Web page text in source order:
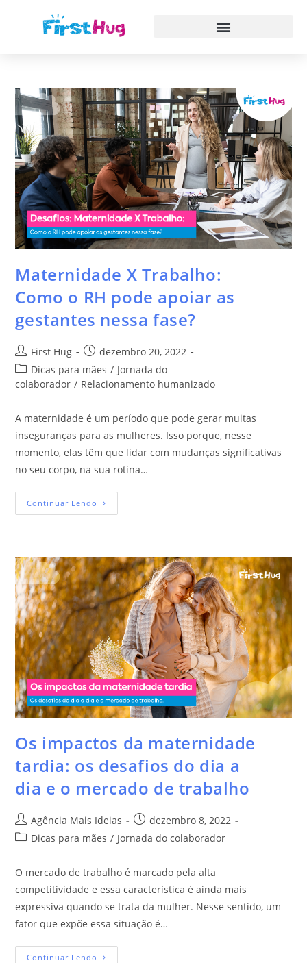
Maternidade X Trabalho:
Como o RH pode apoiar as
gestantes nessa fase?
First Hug
dezembro 20, 2022
Dicas para mães / Jornada do
colaborador / Relacionamento humanizado
A maternidade é um período que pode gerar muitas
inseguranças para as mulheres. Isso porque, nesse
momento, elas têm que lidar com mudanças significativas
no seu corpo, na sua rotina…
Continuar Lendo
Os impactos da maternidade
tardia: os desafios do dia a
dia e o mercado de trabalho
Agência Mais Ideias
dezembro 8, 2022
Dicas para mães / Jornada do colaborador
O mercado de trabalho é marcado pela alta
competitividade e essa característica é ainda mais
expressiva quando se trata da mulher. Nesse sentido, um
fator que expõe essa situação é…
Continuar Lendo